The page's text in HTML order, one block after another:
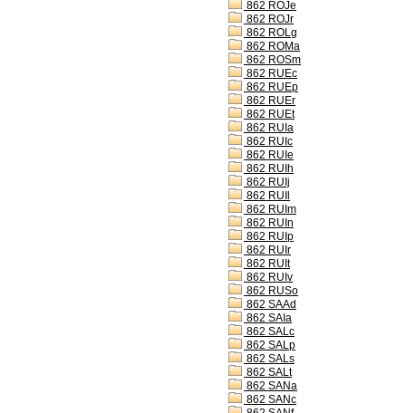
862 ROJe
862 ROJr
862 ROLg
862 ROMa
862 ROSm
862 RUEc
862 RUEp
862 RUEr
862 RUEt
862 RUIa
862 RUIc
862 RUIe
862 RUIh
862 RUIj
862 RUIl
862 RUIm
862 RUIn
862 RUIp
862 RUIr
862 RUIt
862 RUIv
862 RUSo
862 SAAd
862 SAIa
862 SALc
862 SALp
862 SALs
862 SALt
862 SANa
862 SANc